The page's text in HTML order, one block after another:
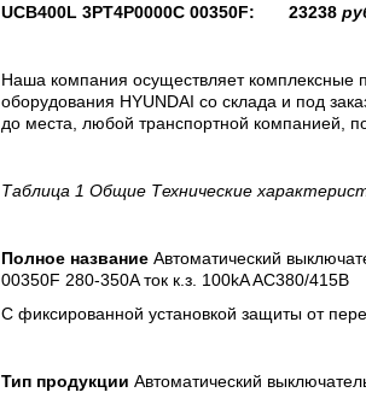
UCB400L 3PT4P0000C 00350F: 23238
Наша компания осуществляет комплексные
оборудования HYUNDAI со склада и под
до места, любой транспортной компанией,
Таблица 1 Общие Технические
Полное названиеАвтоматический
00350F 280-350A ток к.з. 100kA AC380/415В
С фиксированной установкой защиты от
Тип продукции Автоматический